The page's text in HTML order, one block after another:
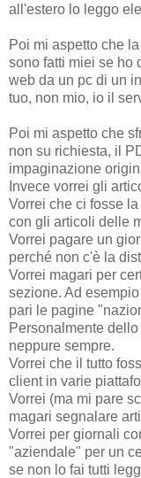
all'estero lo leggo
Poi mi aspetto che
sono fatti miei se ho
web da un pc di un
tuo, non mio, io il
Poi mi aspetto che
non su richiesta, il
impaginazione
Invece vorrei gli
Vorrei che ci fosse
con gli articoli delle
Vorrei pagare un
perché non c'è la
Vorrei magari per
sezione. Ad
pari le pagine
Personalmente
neppure sempre.
Vorrei che il tutto
client in varie
Vorrei (ma mi pare
magari segnalare
Vorrei per giornali
"aziendale" per un
se non lo fai tutti